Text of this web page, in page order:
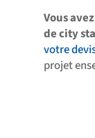
Vous
de city
votre
projet